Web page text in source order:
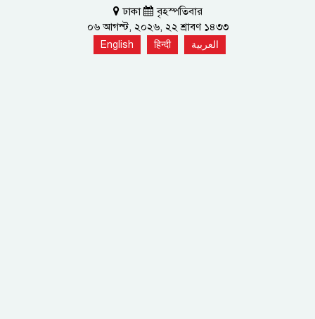
ঢাকা
বৃহস্পতিবার
০৬ আগস্ট, ২০২৬, ২২ শ্রাবণ ১৪৩৩
English हिन्दी العربية